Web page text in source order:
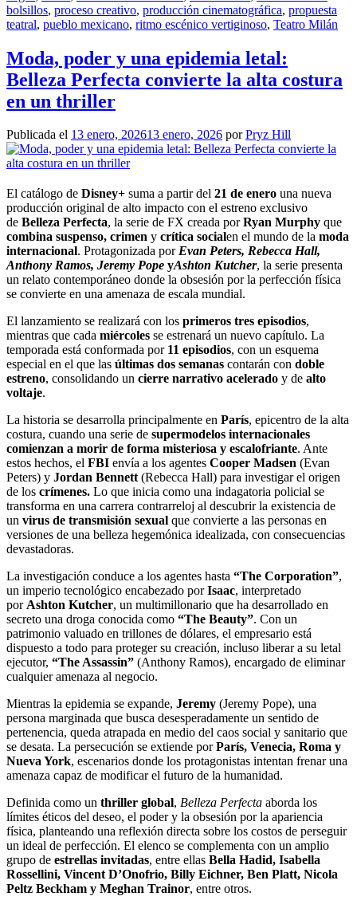
bolsillos, proceso creativo, producción cinematográfica, propuesta
teatral, pueblo mexicano, ritmo escénico vertiginoso, Teatro Milán
Moda, poder y una epidemia letal:
Belleza Perfecta convierte la alta costura
en un thriller
Publicada el 13 enero, 202613 enero, 2026 porPryz Hill
El catálogo de Disney+ suma a partir del 21 de enero una nueva
producción original de alto impacto con el estreno exclusivo
de Belleza Perfecta, la serie de FX creada por Ryan Murphy que
combina suspenso, crimen y crítica socialen el mundo de la moda
internacional. Protagonizada por Evan Peters, Rebecca Hall,
Anthony Ramos, Jeremy Pope yAshton Kutcher, la serie presenta
un relato contemporáneo donde la obsesión por la perfección física
se convierte en una amenaza de escala mundial.
El lanzamiento se realizará con los primeros tres episodios,
mientras que cada miércoles se estrenará un nuevo capítulo. La
temporada está conformada por 11 episodios, con un esquema
especial en el que las últimas dos semanas contarán con doble
estreno, consolidando un cierre narrativo acelerado y de alto
voltaje.
La historia se desarrolla principalmente en París, epicentro de la alta
costura, cuando una serie de supermodelos internacionales
comienzan a morir de forma misteriosa y escalofriante. Ante
estos hechos, el FBI envía a los agentes Cooper Madsen (Evan
Peters) y Jordan Bennett (Rebecca Hall) para investigar el origen
de los crímenes. Lo que inicia como una indagatoria policial se
transforma en una carrera contrarreloj al descubrir la existencia de
un virus de transmisión sexual que convierte a las personas en
versiones de una belleza hegemónica idealizada, con consecuencias
devastadoras.
La investigación conduce a los agentes hasta “The Corporation”,
un imperio tecnológico encabezado por Isaac, interpretado
por Ashton Kutcher, un multimillonario que ha desarrollado en
secreto una droga conocida como “The Beauty”. Con un
patrimonio valuado en trillones de dólares, el empresario está
dispuesto a todo para proteger su creación, incluso liberar a su letal
ejecutor, “The Assassin” (Anthony Ramos), encargado de eliminar
cualquier amenaza al negocio.
Mientras la epidemia se expande, Jeremy (Jeremy Pope), una
persona marginada que busca desesperadamente un sentido de
pertenencia, queda atrapada en medio del caos social y sanitario que
se desata. La persecución se extiende por París, Venecia, Roma y
Nueva York, escenarios donde los protagonistas intentan frenar una
amenaza capaz de modificar el futuro de la humanidad.
Definida como un thriller global, Belleza Perfecta aborda los
límites éticos del deseo, el poder y la obsesión por la apariencia
física, planteando una reflexión directa sobre los costos de perseguir
un ideal de perfección. El elenco se complementa con un amplio
grupo de estrellas invitadas, entre ellas Bella Hadid, Isabella
Rossellini, Vincent D’Onofrio, Billy Eichner, Ben Platt, Nicola
Peltz Beckham y Meghan Trainor, entre otros.